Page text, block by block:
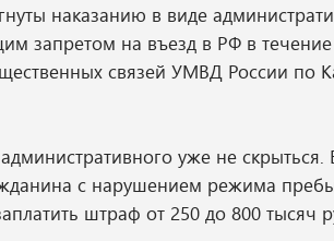
наказанию в виде
запретом на въезд в РФ в течение
связей УМВД России по
уже не скрыться.
с нарушением режима
штраф от 250 до 800 тысяч